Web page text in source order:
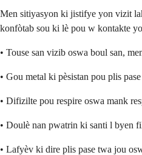
Men sitiyasyon ki jistifye yon vizit
konfòtab sou ki lè pou w kontakte
• Touse san vizib oswa boul san,
• Gou metal ki pèsistan pou plis
• Difizilte pou respire oswa mank
• Doulè nan pwatrin ki santi l byen
• Lafyèv ki dire plis pase twa jou